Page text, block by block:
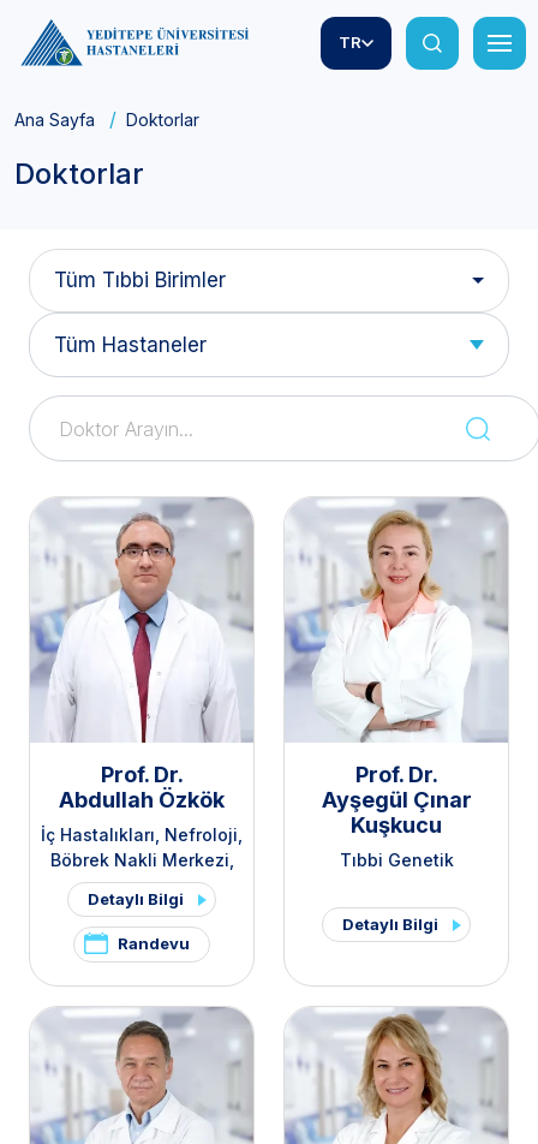
TR
Ana Sayfa Doktorlar
Doktorlar
Tüm Tıbbi Birimler
Tüm Hastaneler
Prof. Dr.
Abdullah Özkök
İç Hastalıkları Nefroloji
Böbrek Nakli Merkezi
Organ Nakli Merkezi
Detaylı Bilgi
Randevu
Prof. Dr.
Ayşegül Çınar
Kuşkucu
Tıbbi Genetik
Detaylı Bilgi